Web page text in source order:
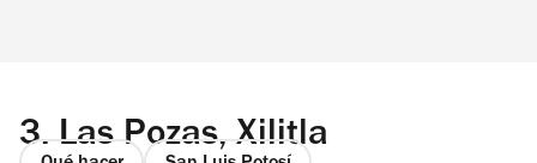
3. Las Pozas, Xilitla